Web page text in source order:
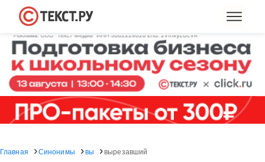
Главная Синонимы вы вырезавший